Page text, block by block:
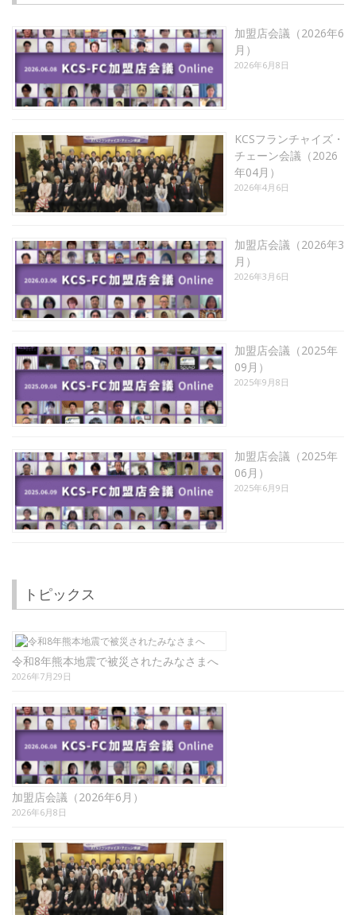
加盟店会議（2026年6
月）
2026年6月8日
KCSフランチャイズ・
チェーン会議（2026
年04月）
2026年4月6日
加盟店会議（2026年3
月）
2026年3月6日
加盟店会議（2025年
09月）
2025年9月8日
加盟店会議（2025年
06月）
2025年6月9日
トピックス
令和8年熊本地震で被災されたみなさまへ
2026年7月29日
加盟店会議（2026年6月）
2026年6月8日